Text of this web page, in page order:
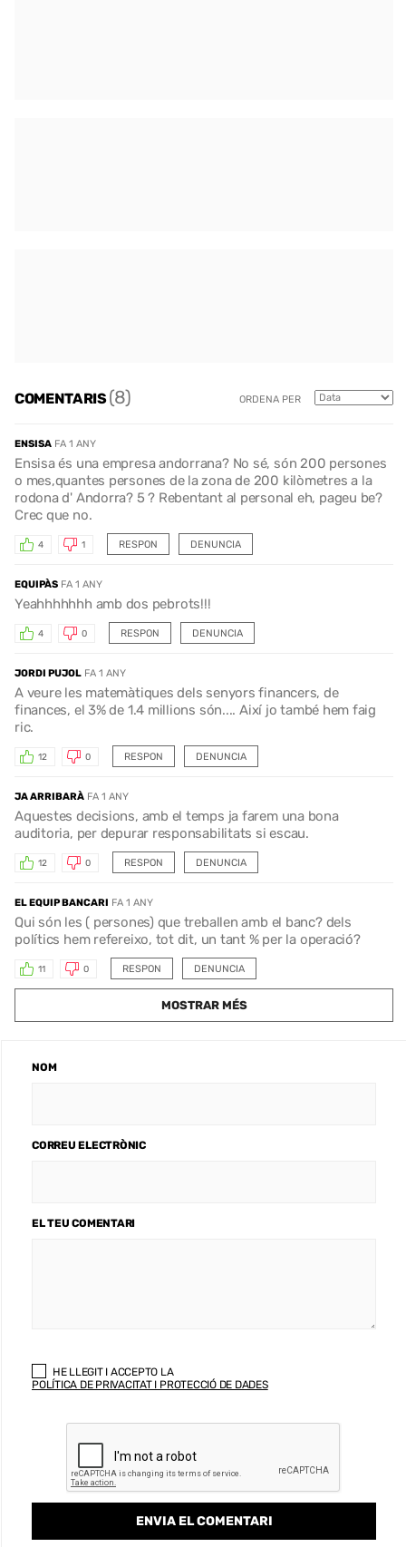
COMENTARIS(8) ORDENA PER
ENSISA FA 1 ANY
Ensisa és una empresa andorrana? No sé, són 200 persones
o mes,quantes persones de la zona de 200 kilòmetres a la
rodona d' Andorra? 5 ? Rebentant al personal eh, pageu be?
Crec que no.
RESPON
4 1 DENUNCIA
EQUIPÀS FA 1 ANY
Yeahhhhhhh amb dos pebrots!!!
RESPON
4 0 DENUNCIA
JORDI PUJOL FA 1 ANY
A veure les matemàtiques dels senyors financers, de
finances, el 3% de 1.4 millions són.... Així jo també hem faig
ric.
RESPON
12 0 DENUNCIA
JA ARRIBARÀ FA 1 ANY
Aquestes decisions, amb el temps ja farem una bona
auditoria, per depurar responsabilitats si escau.
RESPON
12 0 DENUNCIA
EL EQUIP BANCARI FA 1 ANY
Qui són les ( persones) que treballen amb el banc? dels
polítics hem refereixo, tot dit, un tant % per la operació?
RESPON
11 0 DENUNCIA
MOSTRAR MÉS
NOM
CORREU ELECTRÒNIC
EL TEU COMENTARI
HE LLEGIT I ACCEPTO LA
POLÍTICA DE PRIVACITAT I PROTECCIÓ DE DADES